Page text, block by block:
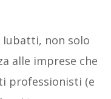
Iubatti, non solo
alle imprese che
professionisti (e